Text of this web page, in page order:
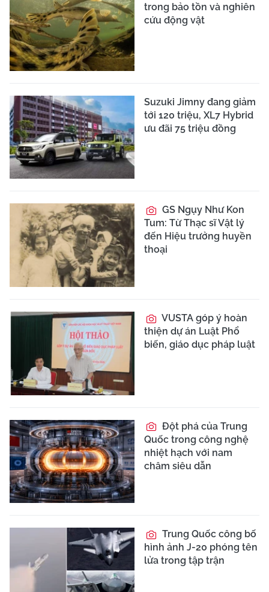
trong bảo tồn và nghiên
cứu động vật
Suzuki Jimny đang giảm
tới 120 triệu, XL7 Hybrid
ưu đãi 75 triệu đồng
GS Ngụy Như Kon
Tum: Từ Thạc sĩ Vật lý
đến Hiệu trưởng huyền
thoại
VUSTA góp ý hoàn
thiện dự án Luật Phổ
biến, giáo dục pháp luật
Đột phá của Trung
Quốc trong công nghệ
nhiệt hạch với nam
châm siêu dẫn
Trung Quốc công bố
hình ảnh J-20 phóng tên
lửa trong tập trận